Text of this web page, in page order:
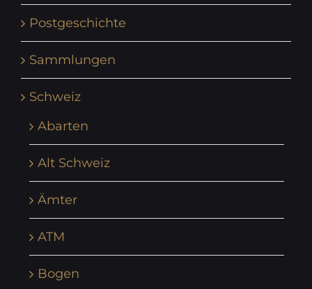
Postgeschichte
Sammlungen
Schweiz
Abarten
Alt Schweiz
Ämter
ATM
Bogen